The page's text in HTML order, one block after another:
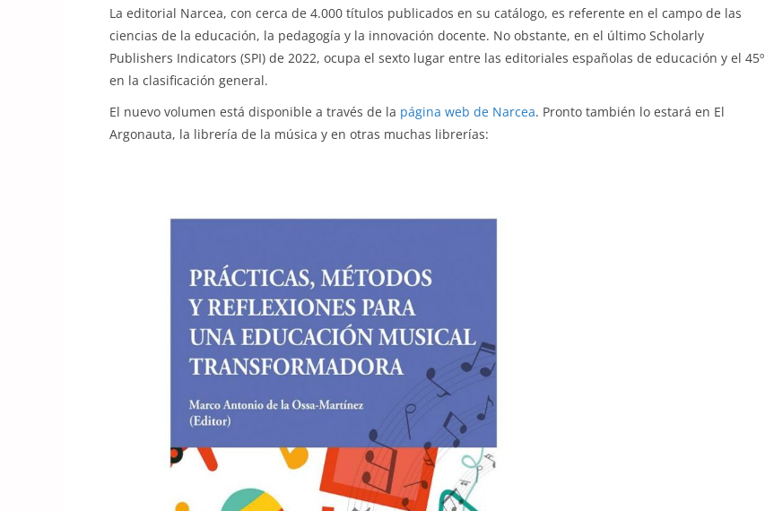
La editorial Narcea, con cerca de 4.000 títulos publicados en su catálogo, es referente en el campo de las
ciencias de la educación, la pedagogía y la innovación docente. No obstante, en el último Scholarly
Publishers Indicators (SPI) de 2022, ocupa el sexto lugar entre las editoriales españolas de educación y el 45º
en la clasificación general.
El nuevo volumen está disponible a través de la página web de Narcea. Pronto también lo estará en El
Argonauta, la librería de la música y en otras muchas librerías: